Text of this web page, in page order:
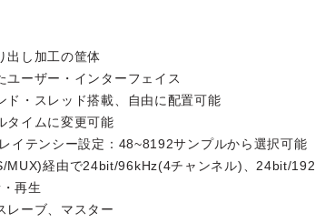
出し加工の筐体
ユーザー・インターフェイス
ド・スレッド搭載、自由に配置可能
タイムに変更可能
イテンシー設定：48~8192サンプルから選択可能
MUX)経由で24bit/96kHz(4チャンネル)、24bit/192
再生
レーブ、マスター